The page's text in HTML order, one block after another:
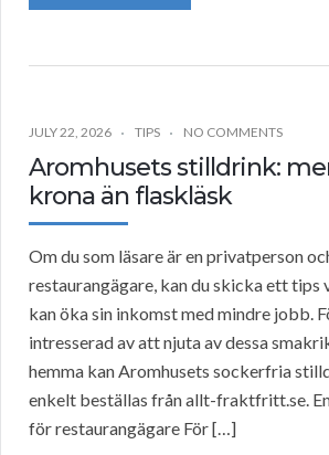
JULY 22, 2026 TIPS NO COMMENTS
Aromhusets stilldrink:
krona än flaskläsk
Om du som läsare är en privatperson
restaurangägare, kan du skicka ett tips
kan öka sin inkomst med mindre jobb.
intresserad av att njuta av dessa
hemma kan Aromhusets sockerfria
enkelt beställas från allt-fraktfritt.se.
för restaurangägare För […]